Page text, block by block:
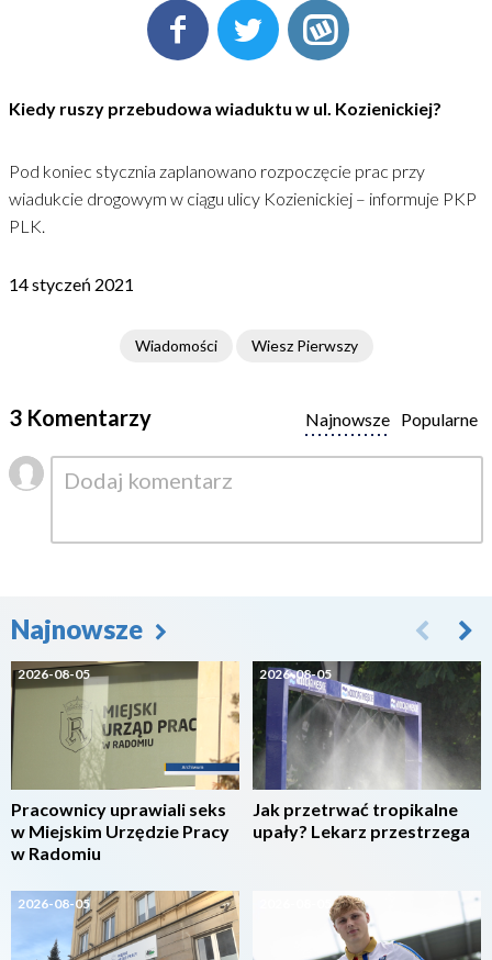
Kiedy ruszy przebudowa wiaduktu w ul. Kozienickiej?
Pod koniec stycznia zaplanowano rozpoczęcie prac przy
wiadukcie drogowym w ciągu ulicy Kozienickiej – informuje PKP
PLK.
14 styczeń 2021
Wiadomości Wiesz Pierwszy
3 Komentarzy Popularne
Najnowsze
Najnowsze
2026-08-05
Pracownicy uprawiali seks
w Miejskim Urzędzie Pracy
w Radomiu
2026-08-05
2026-08-05
Jak przetrwać tropikalne
upały? Lekarz przestrzega
2026-08-05